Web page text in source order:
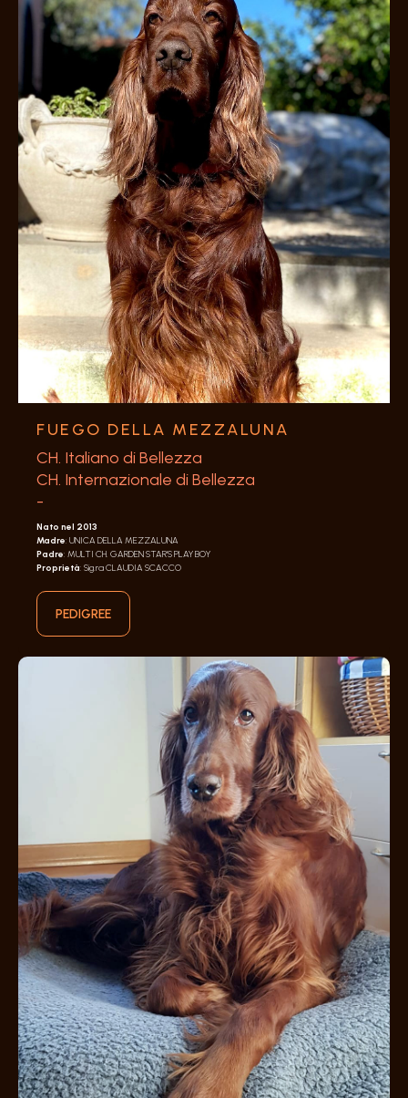
FUEGO DELLA MEZZALUNA
CH. Italiano di Bellezza
CH. Internazionale di Bellezza
-
Nato nel 2013
Madre: UNICA DELLA MEZZALUNA
Padre: MULTI CH. GARDEN STAR’S PLAY BOY
Proprietà: Sig.ra CLAUDIA SCACCO
PEDIGREE